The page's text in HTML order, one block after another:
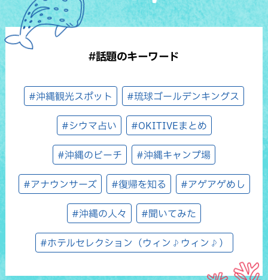
#話題のキーワード
#沖縄観光スポット #琉球ゴールデンキングス
#シウマ占い #OKITIVEまとめ
#沖縄のビーチ #沖縄キャンプ場
#アナウンサーズ #復帰を知る #アゲアゲめし
#沖縄の人々 #聞いてみた
#ホテルセレクション（ウィン♪ウィン♪）